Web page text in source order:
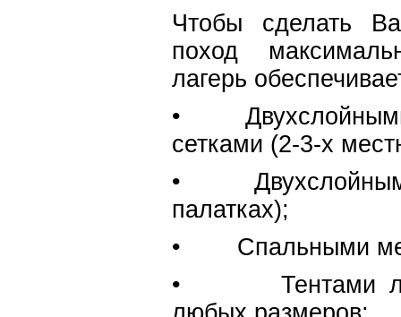
Чтобы сделать
поход
лагерь
• Двухслойными
сетками (2-3-х
• Двухслойными
палатках);
• Спальными
• Тентами либо